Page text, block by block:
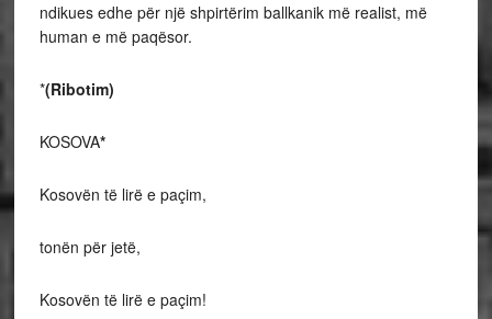
ndikues edhe për një shpirtërim ballkanik më realist, më
human e më paqësor.
*(Ribotim)
KOSOVA*
Kosovën të lirë e paçim,
tonën për jetë,
Kosovën të lirë e paçim!